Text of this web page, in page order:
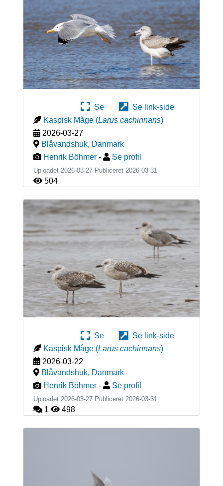
Se
Se link-side
Kaspisk Måge (Larus cachinnans)
2026-03-27
Blåvandshuk, Danmark
Henrik Böhmer - Se profil
Uploadet 2026-03-27 Publiceret 2026-03-31
504
Se
Se link-side
Kaspisk Måge (Larus cachinnans)
2026-03-22
Blåvandshuk, Danmark
Henrik Böhmer - Se profil
Uploadet 2026-03-27 Publiceret 2026-03-31
1 498